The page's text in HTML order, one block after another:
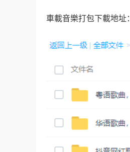
車載音樂打包下載地址：